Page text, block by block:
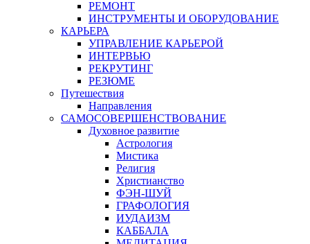
РЕМОНТ
ИНСТРУМЕНТЫ И ОБОРУДОВАНИЕ
КАРЬЕРА
УПРАВЛЕНИЕ КАРЬЕРОЙ
ИНТЕРВЬЮ
РЕКРУТИНГ
РЕЗЮМЕ
Путешествия
Направления
САМОСОВЕРШЕНСТВОВАНИЕ
Духовное развитие
Астрология
Мистика
Религия
Христианство
ФЭН-ШУЙ
ГРАФОЛОГИЯ
ИУДАИЗМ
КАББАЛА